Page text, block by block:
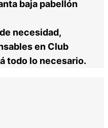
baja pabellón
necesidad,
en Club
todo lo necesario.